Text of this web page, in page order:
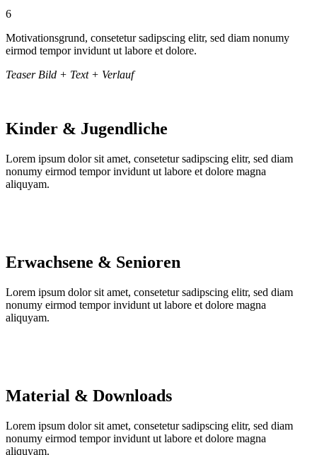
6
Motivationsgrund, consetetur sadipscing elitr, sed diam nonumy
eirmod tempor invidunt ut labore et dolore.
Teaser Bild + Text + Verlauf
Kinder & Jugendliche
Lorem ipsum dolor sit amet, consetetur sadipscing elitr, sed diam
nonumy eirmod tempor invidunt ut labore et dolore magna
aliquyam.
Erwachsene & Senioren
Lorem ipsum dolor sit amet, consetetur sadipscing elitr, sed diam
nonumy eirmod tempor invidunt ut labore et dolore magna
aliquyam.
Material & Downloads
Lorem ipsum dolor sit amet, consetetur sadipscing elitr, sed diam
nonumy eirmod tempor invidunt ut labore et dolore magna
aliquyam.